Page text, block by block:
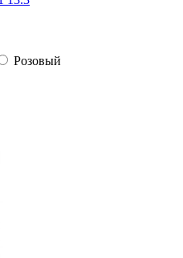
Розовый